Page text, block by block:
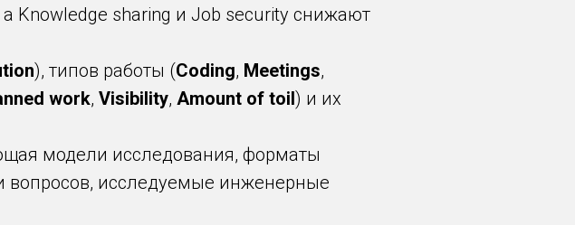
Knowledge sharing и Job security снижают
), типов работы (Coding, Meetings,
work, Visibility, Amount of toil) и их
модели исследования, форматы
вопросов, исследуемые инженерные